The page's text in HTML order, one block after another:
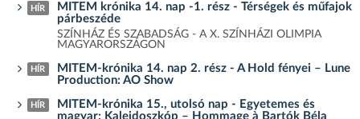
HÍR
MITEM krónika 14. nap -1. rész - Térségek és műfajok
párbeszéde
SZÍNHÁZ ÉS SZABADSÁG - A X. SZÍNHÁZI OLIMPIA
MAGYARORSZÁGON
HÍR
MITEM-krónika 14. nap 2. rész - A Hold fényei – Lune
Production: AO Show
HÍR
MITEM-krónika 15., utolsó nap - Egyetemes és
magyar: Kaleidoszkóp – Hommage à Bartók Béla